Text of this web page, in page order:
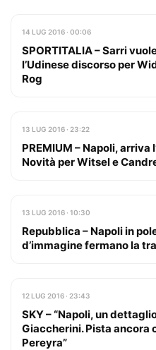
14 LUG 2016 · 00:06
SPORTITALIA – Sarri
l’Udinese discorso per
Rog
13 LUG 2016 · 23:22
PREMIUM – Napoli, arriva
Novità per Witsel e
13 LUG 2016 · 10:30
Repubblica – Napoli in
d’immagine fermano la
12 LUG 2016 · 23:43
SKY – “Napoli, un
Giaccherini. Pista ancora
Pereyra”